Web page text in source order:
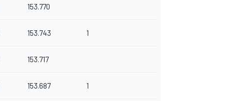
153.770
153.743 1
153.717
153.687 1